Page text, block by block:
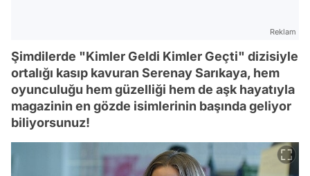
Reklam
Şimdilerde "Kimler Geldi Kimler Geçti" dizisiyle
ortalığı kasıp kavuran Serenay Sarıkaya, hem
oyunculuğu hem güzelliği hem de aşk hayatıyla
magazinin en gözde isimlerinin başında geliyor
biliyorsunuz!